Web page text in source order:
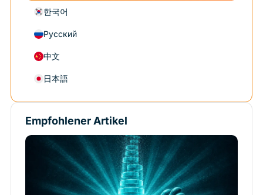
한국어
Русский
中文
日本語
Empfohlener Artikel